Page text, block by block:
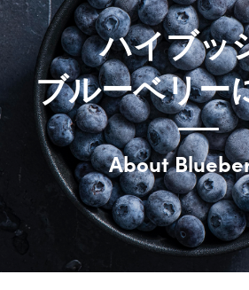
ハイブッ
ブルーベリー
About